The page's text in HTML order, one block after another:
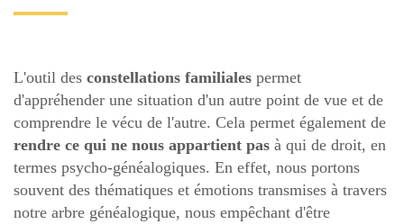
L'outil des constellations familiales permet
d'appréhender une situation d'un autre point de vue et de
comprendre le vécu de l'autre. Cela permet également de
rendre ce qui ne nous appartient pas à qui de droit, en
termes psycho-généalogiques. En effet, nous portons
souvent des thématiques et émotions transmises à travers
notre arbre généalogique, nous empêchant d'être